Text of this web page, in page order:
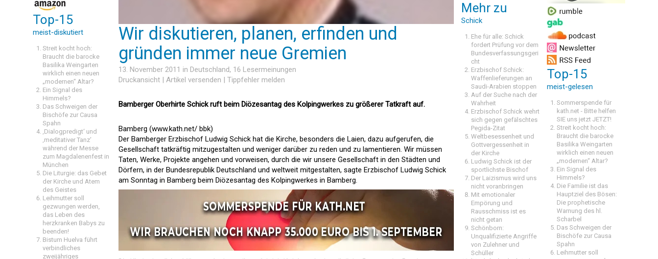
Top-15
meist-diskutiert
Streit kocht hoch:
Braucht die barocke
Basilika Weingarten
wirklich einen neuen
„modernen“ Altar?
Ein Signal des
Himmels?
Das Schweigen der
Bischöfe zur Causa
Spahn
‚Dialogpredigt‘ und
‚meditativer Tanz’
während der Messe
zum Magdalenenfest in
München
Die Liturgie: das Gebet
der Kirche und Atem
des Geistes
Leihmutter soll
gezwungen werden,
das Leben des
herzkranken Babys zu
beenden!
Bistum Huelva führt
verbindliches
zweijähriges
Wir diskutieren, planen, erfinden und
gründen immer neue Gremien
13. November 2011 in Deutschland, 16 Lesermeinungen
Druckansicht | Artikel versenden | Tippfehler melden
Bamberger Oberhirte Schick ruft beim Diözesantag des Kolpingwerkes zu größerer Tatkraft auf.
Bamberg (www.kath.net/ bbk)
Der Bamberger Erzbischof Ludwig Schick hat die Kirche, besonders die Laien, dazu aufgerufen, die
Gesellschaft tatkräftig mitzugestalten und weniger darüber zu reden und zu lamentieren. Wir müssen
Taten, Werke, Projekte angehen und vorweisen, durch die wir unsere Gesellschaft in den Städten und
Dörfern, in der Bundesrepublik Deutschland und weltweit mitgestalten, sagte Erzbischof Ludwig Schick
am Sonntag in Bamberg beim Diözesantag des Kolpingwerkes in Bamberg.
Mehr zu
Schick
Ehe für alle: Schick
fordert Prüfung vor dem
Bundesverfassungsgeri
cht
Erzbischof Schick:
Waffenlieferungen an
Saudi-Arabien stoppen
Auf der Suche nach der
Wahrheit
Erzbischof Schick wehrt
sich gegen gefälschtes
Pegida-Zitat
Weltbesessenheit und
Gottvergessenheit in
der Kirche
Ludwig Schick ist der
sportlichste Bischof
Der Laizismus wird uns
nicht voranbringen
Mit emotionaler
Empörung und
Rausschmiss ist es
nicht getan
Schönborn:
Unqualifizierte Angriffe
von Zulehner und
Schüller
Top-15
meist-gelesen
Sommerspende für
kath.net - Bitte helfen
SIE uns jetzt JETZT!
Streit kocht hoch:
Braucht die barocke
Basilika Weingarten
wirklich einen neuen
„modernen“ Altar?
Ein Signal des
Himmels?
Die Familie ist das
Hauptziel des Bösen:
Die prophetische
Warnung des hl.
Scharbel
Das Schweigen der
Bischöfe zur Causa
Spahn
Leihmutter soll